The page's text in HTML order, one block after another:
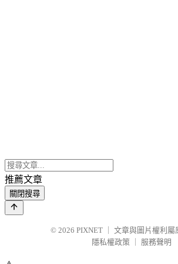
推薦文章
關閉搜尋
© 2026 PIXNET
文章與圖片權利屬
隱私權政策
服務聲明